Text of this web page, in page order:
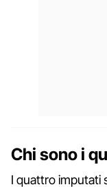
Chi sono i
I quattro imputati